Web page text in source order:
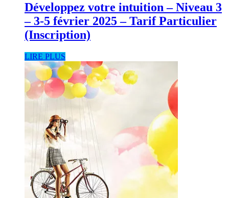
Développez votre intuition – Niveau 3
– 3-5 février 2025 – Tarif Particulier
(Inscription)
LIRE PLUS